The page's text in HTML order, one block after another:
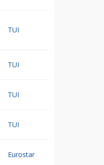
TUI
TUI
TUI
TUI
Eurostar